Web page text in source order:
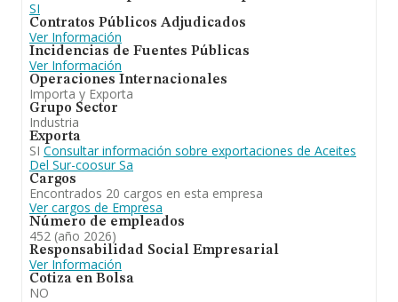
SI
Contratos Públicos Adjudicados
Ver Información
Incidencias de Fuentes Públicas
Ver Información
Operaciones Internacionales
Importa y Exporta
Grupo Sector
Industria
Exporta
SI Consultar información sobre exportaciones de Aceites
Del Sur-coosur Sa
Cargos
Encontrados 20 cargos en esta empresa
Ver cargos de Empresa
Número de empleados
452 (año 2026)
Responsabilidad Social Empresarial
Ver Información
Cotiza en Bolsa
NO